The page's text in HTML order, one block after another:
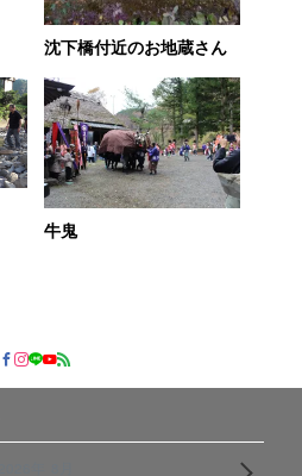
沈下橋付近のお地蔵さん
牛鬼